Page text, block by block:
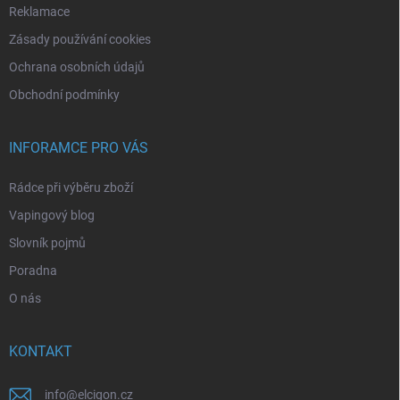
Reklamace
Zásady používání cookies
Ochrana osobních údajů
Obchodní podmínky
INFORAMCE PRO VÁS
Rádce při výběru zboží
Vapingový blog
Slovník pojmů
Poradna
O nás
KONTAKT
info@elcigon.cz